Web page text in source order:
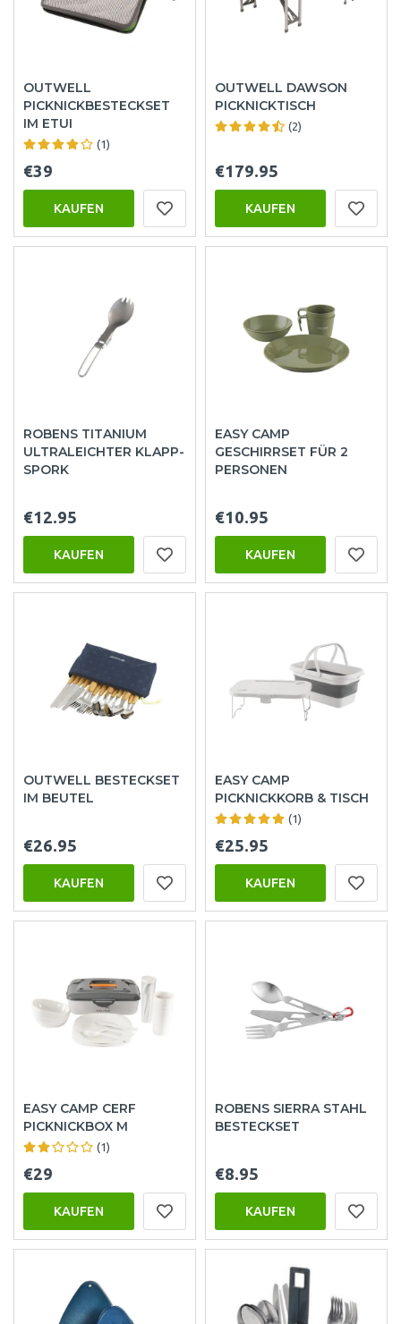
OUTWELL
PICKNICKBESTECKSET
IM ETUI
(1)
€39
KAUFEN
OUTWELL DAWSON
PICKNICKTISCH
(2)
€179.95
KAUFEN
ROBENS TITANIUM
ULTRALEICHTER KLAPP-
SPORK
€12.95
KAUFEN
EASY CAMP
GESCHIRRSET FÜR 2
PERSONEN
€10.95
KAUFEN
OUTWELL BESTECKSET
IM BEUTEL
€26.95
KAUFEN
EASY CAMP
PICKNICKKORB & TISCH
(1)
€25.95
KAUFEN
EASY CAMP CERF
PICKNICKBOX M
(1)
€29
KAUFEN
ROBENS SIERRA STAHL
BESTECKSET
€8.95
KAUFEN